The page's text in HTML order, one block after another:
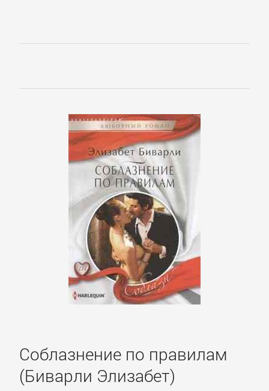
Соблазнение по правилам
(Биварли Элизабет)
Зарубежная
драматургия
Зарубежная
образовательная
литература
Зарубежная
научно-
популярная